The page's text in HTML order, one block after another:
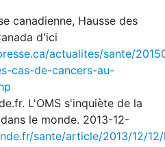
canadienne, Hausse des
d'ici
actualites/sante/
cas-de-cancers-au-
L'OMS s'inquiète de la
le monde. 2013-12-
sante/article/2013/12/